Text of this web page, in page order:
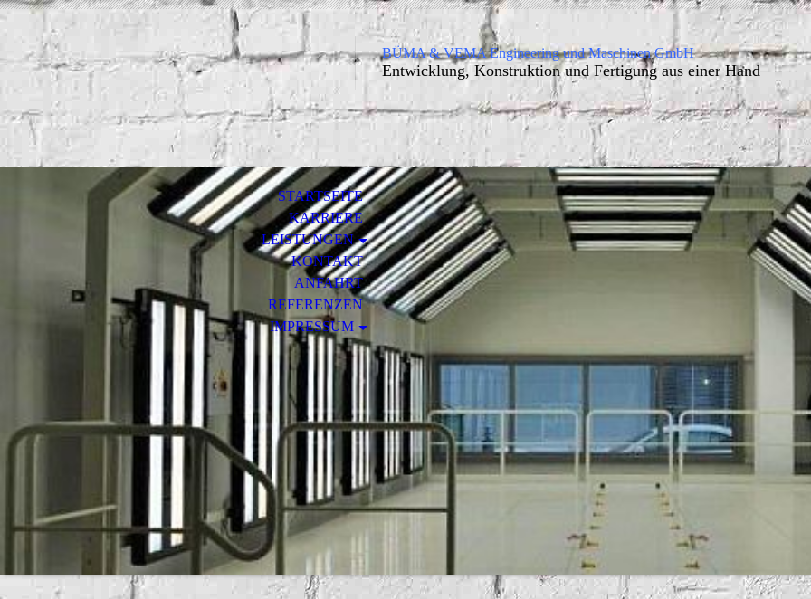
BÜMA & VEMA Engineering und Maschinen GmbH
Entwicklung, Konstruktion und Fertigung aus einer Hand
STARTSEITE
KARRIERE
LEISTUNGEN
KONTAKT
ANFAHRT
REFERENZEN
IMPRESSUM